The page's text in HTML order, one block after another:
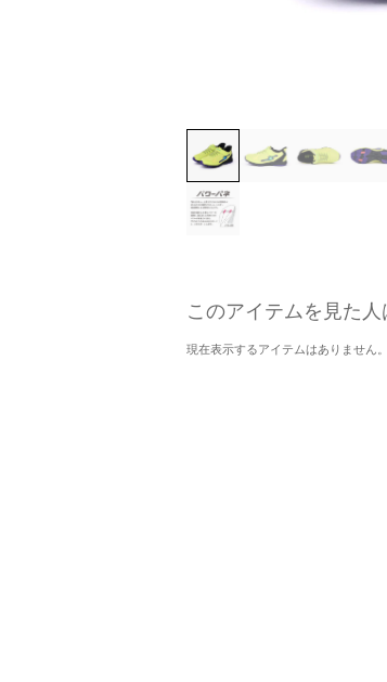
このアイテムを見た
現在表示するアイテムはありません。